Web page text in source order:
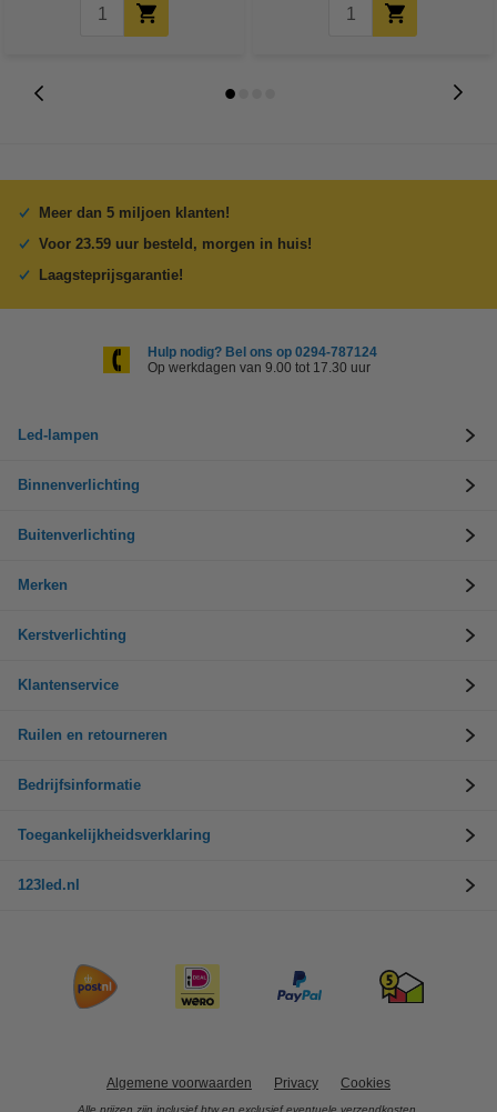
Meer dan 5 miljoen klanten!
Voor 23.59 uur besteld, morgen in huis!
Laagsteprijsgarantie!
Hulp nodig? Bel ons op 0294-787124
Op werkdagen van 9.00 tot 17.30 uur
Led-lampen
Binnenverlichting
Buitenverlichting
Merken
Kerstverlichting
Klantenservice
Ruilen en retourneren
Bedrijfsinformatie
Toegankelijkheidsverklaring
123led.nl
Algemene voorwaarden Privacy Cookies
Alle prijzen zijn inclusief btw en exclusief eventuele verzendkosten.